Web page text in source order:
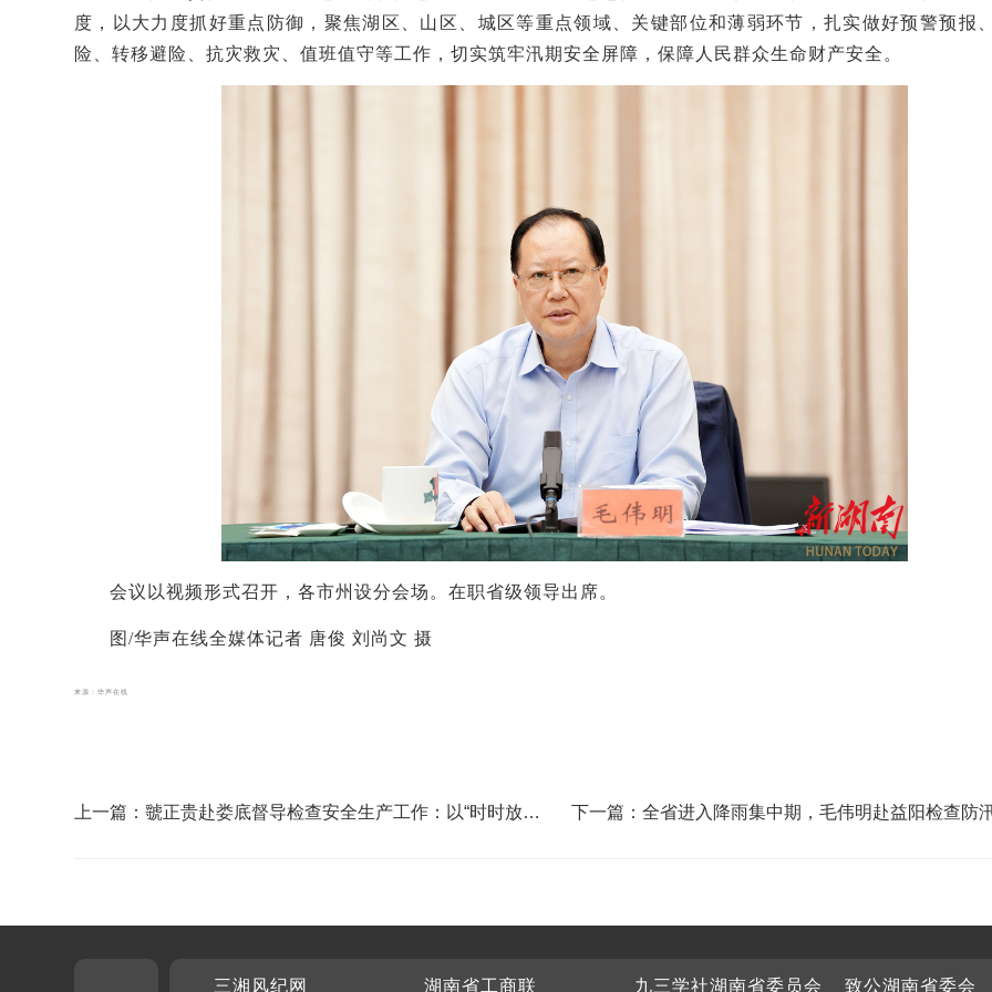
度，以大力度抓好重点防御，聚焦湖区、山区、城区等重点领域、关键部位和薄弱环节，扎实做好预警预报
险、转移避险、抗灾救灾、值班值守等工作，切实筑牢汛期安全屏障，保障人民群众生命财产安全。
会议以视频形式召开，各市州设分会场。在职省级领导出席。
图/华声在线全媒体记者 唐俊 刘尚文 摄
来源：华声在线
上一篇：虢正贵赴娄底督导检查安全生产工作：以“时时放心
下一篇：全省进入降雨集中期，毛伟明赴益阳检查防
三湘风纪网 湖南省工商联 九三学社湖南省委员会 致公湖南省委会